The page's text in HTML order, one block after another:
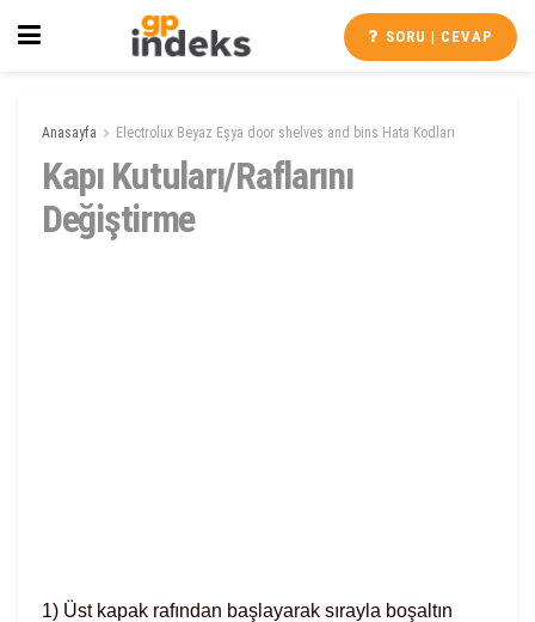
SORU | CEVAP
Anasayfa Electrolux Beyaz Eşya door shelves and bins Hata Kodları
Kapı Kutuları/Raflarını
Değiştirme
1) Üst kapak rafından başlayarak sırayla boşaltın